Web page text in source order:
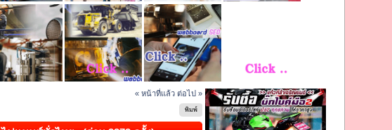
« หน้าที่แล้ว ต่อไป »
พิมพ์